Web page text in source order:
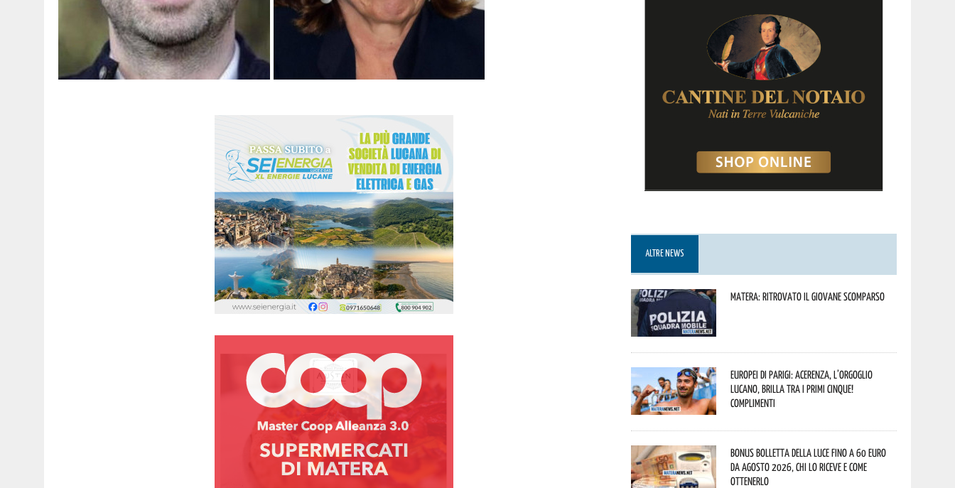
ALTRE NEWS
Matera: ritrovato il giovane scomparso
Europei di Parigi: Acerenza, l’orgoglio
lucano, brilla tra i primi cinque!
Complimenti
Bonus bolletta della luce fino a 60 euro
da agosto 2026, chi lo riceve e come
ottenerlo